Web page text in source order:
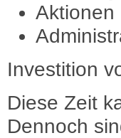
Aktionen
Investition
Diese Zeit
Dennoch